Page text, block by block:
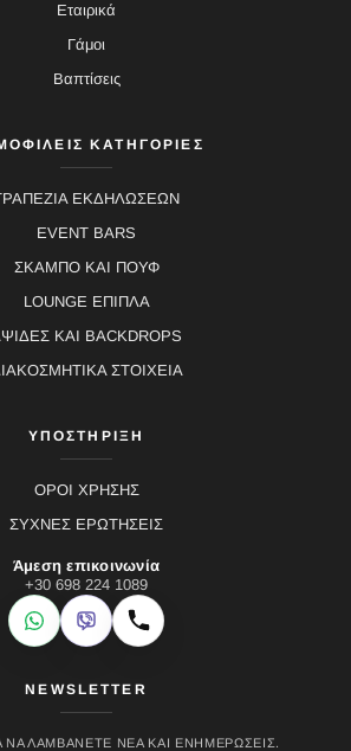
Εταιρικά
Γάμοι
Βαπτίσεις
ΚΑΤΗΓΟΡΙΕΣ
ΕΚΔΗΛΩΣΕΩΝ
EVENT BARS
ΣΚΑΜΠΟ ΚΑΙ ΠΟΥΦ
LOUNGE ΕΠΙΠΛΑ
ΚΑΙ BACKDROPS
ΣΤΟΙΧΕΙΑ
ΥΠΟΣΤΗΡΙΞΗ
ΟΡΟΙ ΧΡΗΣΗΣ
ΣΥΧΝΕΣ ΕΡΩΤΗΣΕΙΣ
Άμεση επικοινωνία
+30 698 224 1089
WhatsApp
Viber Κλήση
NEWSLETTER
ΝΑ ΛΑΜΒΆΝΕΤΕ ΝΈΑ ΚΑΙ ΕΝΗΜΕΡΏΣΕΙΣ.